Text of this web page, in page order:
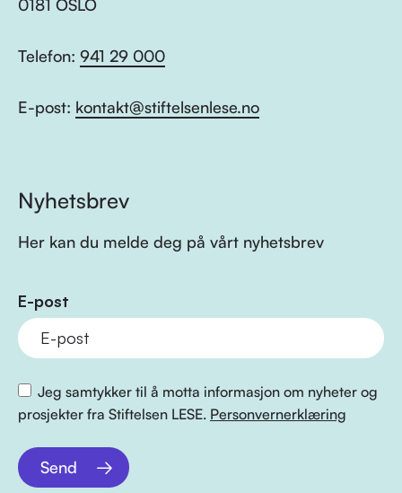
0181 OSLO
Telefon: 941 29 000
E-post: kontakt@stiftelsenlese.no
Nyhetsbrev
Her kan du melde deg på vårt nyhetsbrev
E-post
Jeg samtykker til å motta informasjon om nyheter og
prosjekter fra Stiftelsen LESE. Personvernerklæring
Send